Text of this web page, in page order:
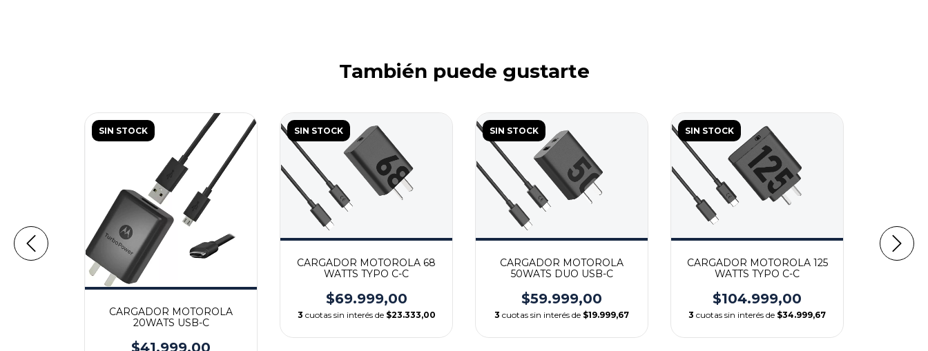
También puede gustarte
SIN STOCK
CARGADOR MOTOROLA
20WATS USB-C
$41.999,00
SIN STOCK
CARGADOR MOTOROLA 68
WATTS TYPO C-C
$69.999,00
3 cuotas sin interés de $23.333,00
SIN STOCK
CARGADOR MOTOROLA
50WATS DUO USB-C
$59.999,00
3 cuotas sin interés de $19.999,67
SIN STOCK
CARGADOR MOTOROLA 125
WATTS TYPO C-C
$104.999,00
3 cuotas sin interés de $34.999,67